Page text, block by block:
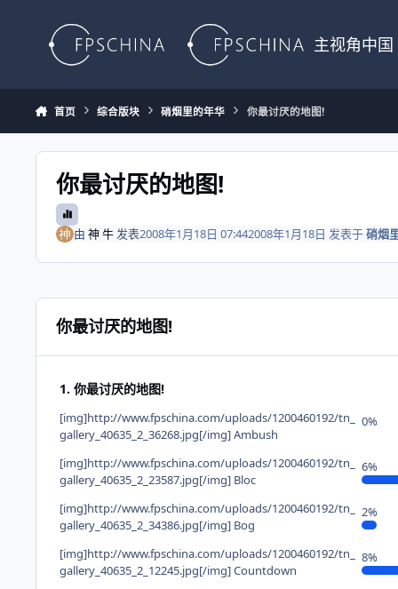
主视角中国
首页 综合版块 硝烟里的年华 你最讨厌的地图!
你最讨厌的地图!
由 神 牛发表2008年1月18日 07:442008年1月18日 发表于硝烟
你最讨厌的地图!
1. 你最讨厌的地图!
[img]http://www.fpschina.com/uploads/1200460192/tn_
gallery_40635_2_36268.jpg[/img] Ambush
0%
[img]http://www.fpschina.com/uploads/1200460192/tn_
gallery_40635_2_23587.jpg[/img] Bloc
6%
[img]http://www.fpschina.com/uploads/1200460192/tn_
gallery_40635_2_34386.jpg[/img] Bog
2%
[img]http://www.fpschina.com/uploads/1200460192/tn_
gallery_40635_2_12245.jpg[/img] Countdown
8%